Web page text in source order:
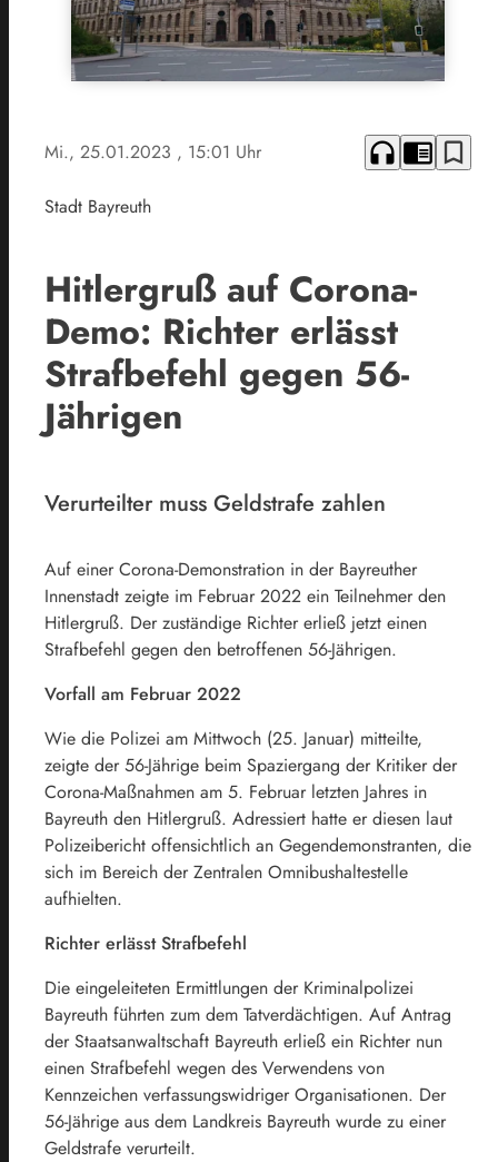
Mi., 25.01.2023 , 15:01 Uhr headphones chrome_reader_mode bookmark_border
Stadt Bayreuth
Hitlergruß auf Corona-
Demo: Richter erlässt
Strafbefehl gegen 56-
Jährigen
Verurteilter muss Geldstrafe zahlen
Auf einer Corona-Demonstration in der Bayreuther
Innenstadt zeigte im Februar 2022 ein Teilnehmer den
Hitlergruß. Der zuständige Richter erließ jetzt einen
Strafbefehl gegen den betroffenen 56-Jährigen.
Vorfall am Februar 2022
Wie die Polizei am Mittwoch (25. Januar) mitteilte,
zeigte der 56-Jährige beim Spaziergang der Kritiker der
Corona-Maßnahmen am 5. Februar letzten Jahres in
Bayreuth den Hitlergruß. Adressiert hatte er diesen laut
Polizeibericht offensichtlich an Gegendemonstranten, die
sich im Bereich der Zentralen Omnibushaltestelle
aufhielten.
Richter erlässt Strafbefehl
Die eingeleiteten Ermittlungen der Kriminalpolizei
Bayreuth führten zum dem Tatverdächtigen. Auf Antrag
der Staatsanwaltschaft Bayreuth erließ ein Richter nun
einen Strafbefehl wegen des Verwendens von
Kennzeichen verfassungswidriger Organisationen. Der
56-Jährige aus dem Landkreis Bayreuth wurde zu einer
Geldstrafe verurteilt.